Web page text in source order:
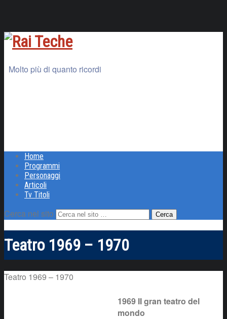
Molto più di quanto ricordi
Home
Programmi
Personaggi
Articoli
Tv Titoli
Cerca nel sito
Teatro 1969 – 1970
Teatro 1969 – 1970
1969 II gran teatro del
mondo